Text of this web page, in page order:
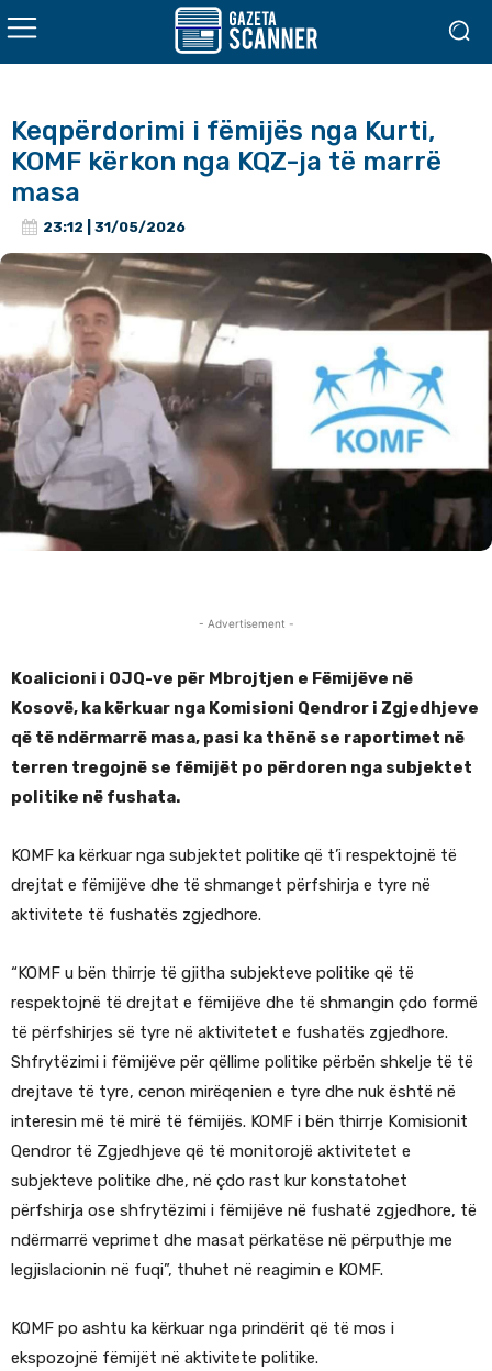
Keqpërdorimi i fëmijës nga Kurti,
KOMF kërkon nga KQZ-ja të marrë
masa
23:12 | 31/05/2026
- Advertisement -
Koalicioni i OJQ-ve për Mbrojtjen e Fëmijëve në
Kosovë, ka kërkuar nga Komisioni Qendror i Zgjedhjeve
që të ndërmarrë masa, pasi ka thënë se raportimet në
terren tregojnë se fëmijët po përdoren nga subjektet
politike në fushata.
KOMF ka kërkuar nga subjektet politike që t’i respektojnë të
drejtat e fëmijëve dhe të shmanget përfshirja e tyre në
aktivitete të fushatës zgjedhore.
“KOMF u bën thirrje të gjitha subjekteve politike që të
respektojnë të drejtat e fëmijëve dhe të shmangin çdo formë
të përfshirjes së tyre në aktivitetet e fushatës zgjedhore.
Shfrytëzimi i fëmijëve për qëllime politike përbën shkelje të të
drejtave të tyre, cenon mirëqenien e tyre dhe nuk është në
interesin më të mirë të fëmijës. KOMF i bën thirrje Komisionit
Qendror të Zgjedhjeve që të monitorojë aktivitetet e
subjekteve politike dhe, në çdo rast kur konstatohet
përfshirja ose shfrytëzimi i fëmijëve në fushatë zgjedhore, të
ndërmarrë veprimet dhe masat përkatëse në përputhje me
legjislacionin në fuqi”, thuhet në reagimin e KOMF.
KOMF po ashtu ka kërkuar nga prindërit që të mos i
ekspozojnë fëmijët në aktivitete politike.